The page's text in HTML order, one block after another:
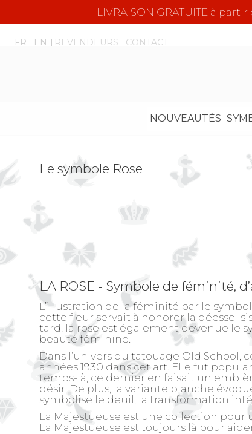
LIVRAISON GRATUITE à partir
FR EN REVENDEURS CONTACT
NOUVEAUTÉS
Le symbole Rose
LA ROSE - Symbole de féminité,
L’illustration de la féminité par le
cette fleur servait à honorer la déesse
tard, la rose est également devenue le
beauté féminine.
Dans l’univers du tatouage Old School,
années 1930 dans cet art. Elle fut
temps-là, ce dernier en faisait un
désir. De plus, la variante blanche
symbolise le deuil, la transformation
La Majestueuse est une collection pour
La Majestueuse est toujours là pour